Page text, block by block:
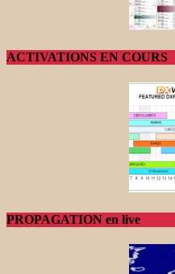
ACTIVATIONS EN COURS
PROPAGATION en live